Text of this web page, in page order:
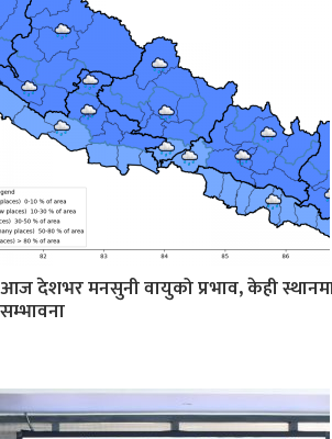
आज देशभर मनसुनी वायुको प्रभाव, केही स्थानमा
सम्भावना